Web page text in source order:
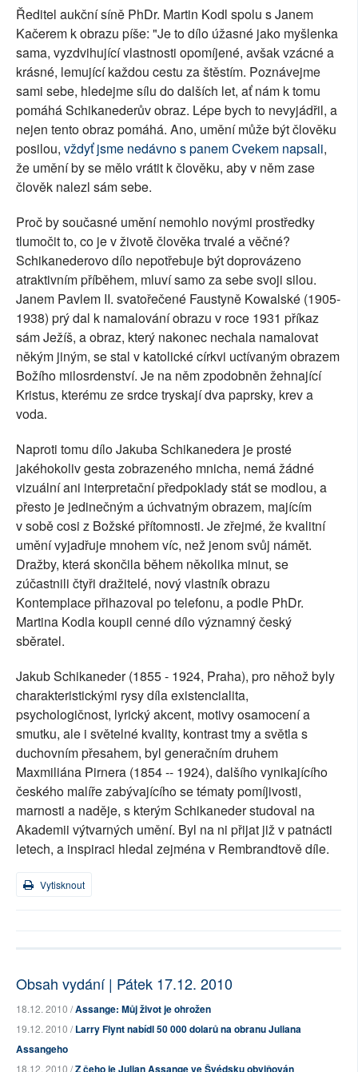
Ředitel aukční síně PhDr. Martin Kodl spolu s Janem
Kačerem k obrazu píše: "Je to dílo úžasné jako myšlenka
sama, vyzdvihující vlastnosti opomíjené, avšak vzácné a
krásné, lemující každou cestu za štěstím. Poznávejme
sami sebe, hledejme sílu do dalších let, ať nám k tomu
pomáhá Schikanederův obraz. Lépe bych to nevyjádřil, a
nejen tento obraz pomáhá. Ano, umění může být člověku
posilou, vždyť jsme nedávno s panem Cvekem napsali,
že umění by se mělo vrátit k člověku, aby v něm zase
člověk nalezl sám sebe.
Proč by současné umění nemohlo novými prostředky
tlumočit to, co je v životě člověka trvalé a věčné?
Schikanederovo dílo nepotřebuje být doprovázeno
atraktivním příběhem, mluví samo za sebe svoji silou.
Janem Pavlem II. svatořečené Faustyně Kowalské (1905-
1938) prý dal k namalování obrazu v roce 1931 příkaz
sám Ježíš, a obraz, který nakonec nechala namalovat
někým jiným, se stal v katolické církvi uctívaným obrazem
Božího milosrdenství. Je na něm zpodobněn žehnající
Kristus, kterému ze srdce tryskají dva paprsky, krev a
voda.
Naproti tomu dílo Jakuba Schikanedera je prosté
jakéhokoliv gesta zobrazeného mnicha, nemá žádné
vizuální ani interpretační předpoklady stát se modlou, a
přesto je jedinečným a úchvatným obrazem, majícím
v sobě cosi z Božské přítomnosti. Je zřejmé, že kvalitní
umění vyjadřuje mnohem víc, než jenom svůj námět.
Dražby, která skončila během několika minut, se
zúčastnili čtyři dražitelé, nový vlastník obrazu
Kontemplace přihazoval po telefonu, a podle PhDr.
Martina Kodla koupil cenné dílo významný český
sběratel.
Jakub Schikaneder (1855 - 1924, Praha), pro něhož byly
charakteristickými rysy díla existencialita,
psychologičnost, lyrický akcent, motivy osamocení a
smutku, ale i světelné kvality, kontrast tmy a světla s
duchovním přesahem, byl generačním druhem
Maxmiliána Pirnera (1854 -- 1924), dalšího vynikajícího
českého malíře zabývajícího se tématy pomíjivosti,
marnosti a naděje, s kterým Schikaneder studoval na
Akademii výtvarných umění. Byl na ni přijat již v patnácti
letech, a inspiraci hledal zejména v Rembrandtově díle.
Vytisknout
Obsah vydání | Pátek 17.12. 2010
18.12. 2010 /Assange: Můj život je ohrožen
19.12. 2010 /Larry Flynt nabídl 50 000 dolarů na obranu Juliana
Assangeho
18.12. 2010 /Z čeho je Julian Assange ve Švédsku obviňován